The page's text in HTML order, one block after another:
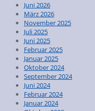
Juni 2026
März 2026
November 2025
Juli 2025
Juni 2025
Februar 2025
Januar 2025
Oktober 2024
September 2024
Juni 2024
Februar 2024
Januar 2024